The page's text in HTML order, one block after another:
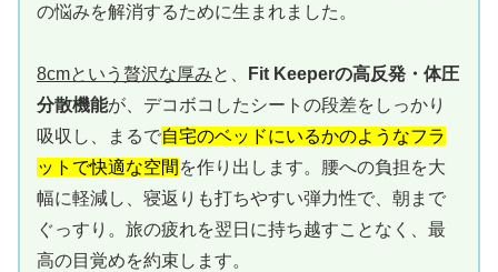
の悩みを解消するために生まれました。
8cmという贅沢な厚みと、
Fit Keeperの高反発・体圧
分散機能が、デコボコしたシートの段差をしっかり
吸収し、まるで自宅のベッドにいるかのようなフラ
ットで快適な空間 を作り出します。腰への負担を大
幅に軽減し、寝返りも打ちやすい弾力性で、朝まで
ぐっすり。旅の疲れを翌日に持ち越すことなく、最
高の目覚めを約束します。